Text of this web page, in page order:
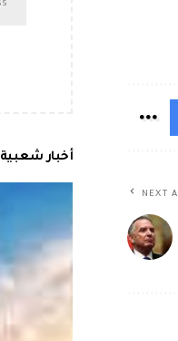
NEXT
أخبار شعبية